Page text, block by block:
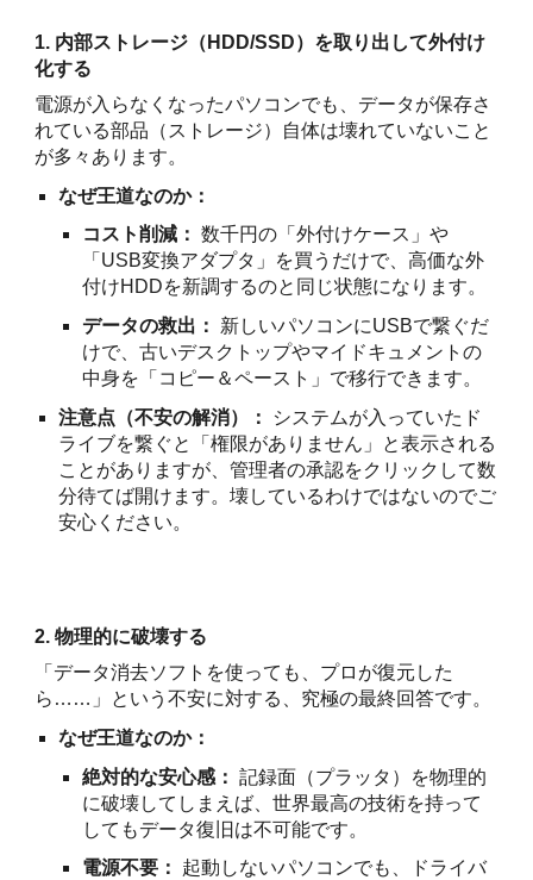
1. 内部ストレージ（HDD/SSD）を取り出して外付け
化する
電源が入らなくなったパソコンでも、データが保存さ
れている部品（ストレージ）自体は壊れていないこと
が多々あります。
なぜ王道なのか：
コスト削減： 数千円の「外付けケース」や
「USB変換アダプタ」を買うだけで、高価な外
付けHDDを新調するのと同じ状態になります。
データの救出：
新しいパソコンにUSBで繋ぐだ
けで、古いデスクトップやマイドキュメントの
中身を「コピー＆ペースト」で移行できます。
注意点（不安の解消）：
システムが入っていたド
ライブを繋ぐと「権限がありません」と表示される
ことがありますが、管理者の承認をクリックして数
分待てば開けます。壊しているわけではないのでご
安心ください。
2. 物理的に破壊する
「データ消去ソフトを使っても、プロが復元した
ら……」という不安に対する、究極の最終回答です。
なぜ王道なのか：
絶対的な安心感： 記録面（プラッタ）を物理的
に破壊してしまえば、世界最高の技術を持って
してもデータ復旧は不可能です。
電源不要：
起動しないパソコンでも、ドライバ